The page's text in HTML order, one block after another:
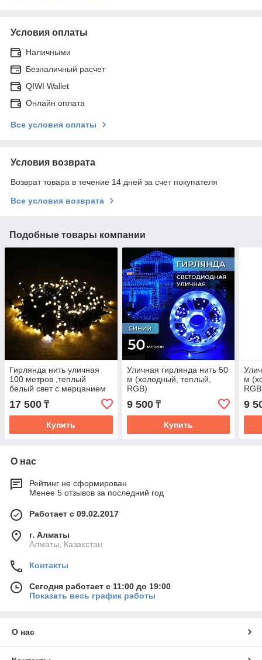
Условия оплаты
Наличными
Безналичный расчет
QIWI Wallet
Онлайн оплата
Все условия оплаты
Условия возврата
Возврат товара в течение 14 дней за счет покупателя
Все условия возврата
Подобные товары компании
Гирлянда нить уличная
100 метров ,теплый
белый свет с мерцанием
17 500 ₸
Купить
Уличная гирлянда нить 50
м (холодный, теплый,
RGB)
9 500₸
Купить
м
9
О нас
Рейтинг не сформирован
Менее 5 отзывов за последний год
Работает с 09.02.2017
г. Алматы
Алматы, Казахстан
Контакты
Сегодня работает с 11:00 до 19:00
Показать весь график работы
О нас